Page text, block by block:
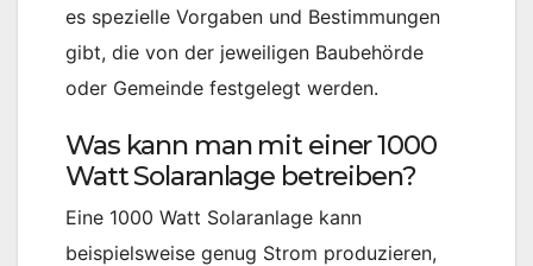
es spezielle Vorgaben und Bestimmungen
gibt, die von der jeweiligen Baubehörde
oder Gemeinde festgelegt werden.
Was kann man mit einer 1000
Watt Solaranlage betreiben?
Eine 1000 Watt Solaranlage kann
beispielsweise genug Strom produzieren,